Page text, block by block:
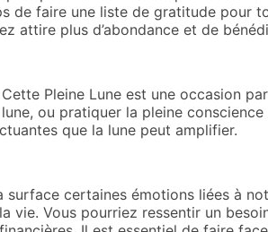
de faire une liste de gratitude pour
attire plus d’abondance et de
Pleine Lune est une occasion
ou pratiquer la pleine
que la lune peut amplifier.
certaines émotions liées à
vie. Vous pourriez ressentir un